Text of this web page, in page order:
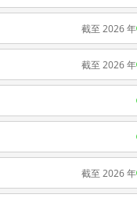
截至 2026 年
截至 2026 年
截至 2026 年